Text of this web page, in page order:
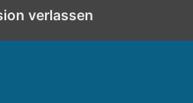
verlassen